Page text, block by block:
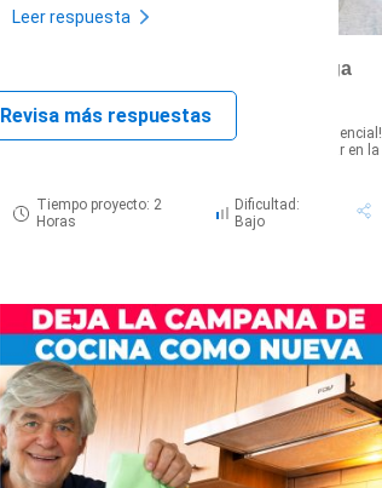
Leer respuesta
Revisa más respuestas
Cómo mantener tu lavadora de carga
superior en perfecto estado
¡Sabemos que cuidar tus electrodomésticos es esencial!
Por eso, en esta oportunidad nos vamos a enfocar en la
Tiempo proyecto: 2
Horas
Dificultad:
Bajo